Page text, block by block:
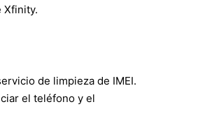
Xfinity.
de limpieza de IMEI.
el teléfono y el